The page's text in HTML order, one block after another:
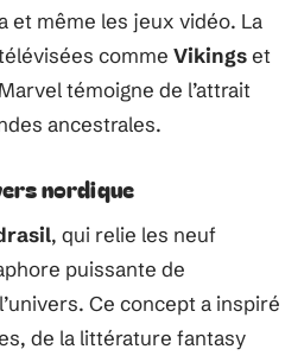
et même les jeux vidéo. La
comme Vikingset
témoigne de l’attrait
ancestrales.
nordique
, qui relie les neuf
puissante de
Ce concept a inspiré
de la littérature fantasy